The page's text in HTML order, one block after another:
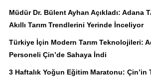
Müdür Dr. Bülent Ayhan Açıkladı: Adana
Akıllı Tarım Trendlerini Yerinde İnceliyor
Türkiye İçin Modern Tarım Teknolojileri:
Personeli Çin’de Sahaya İndi
3 Haftalık Yoğun Eğitim Maratonu: Çin’in